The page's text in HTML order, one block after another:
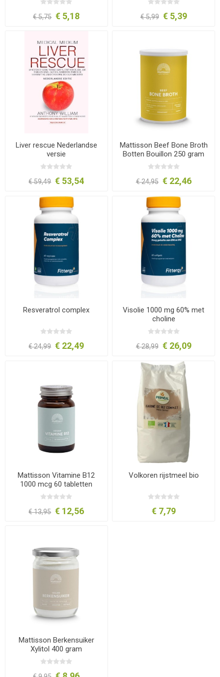
gram
€ 5,75 € 5,18 € 5,99 € 5,39
Liver rescue Nederlandse
versie
€ 59,49 € 53,54
Mattisson Beef Bone Broth
Botten Bouillon 250 gram
€ 24,95 € 22,46
Resveratrol complex
€ 24,99 € 22,49
Visolie 1000 mg 60% met
choline
€ 28,99 € 26,09
Mattisson Vitamine B12
1000 mcg 60 tabletten
€ 13,95 € 12,56
Volkoren rijstmeel bio
€ 7,79
Mattisson Berkensuiker
Xylitol 400 gram